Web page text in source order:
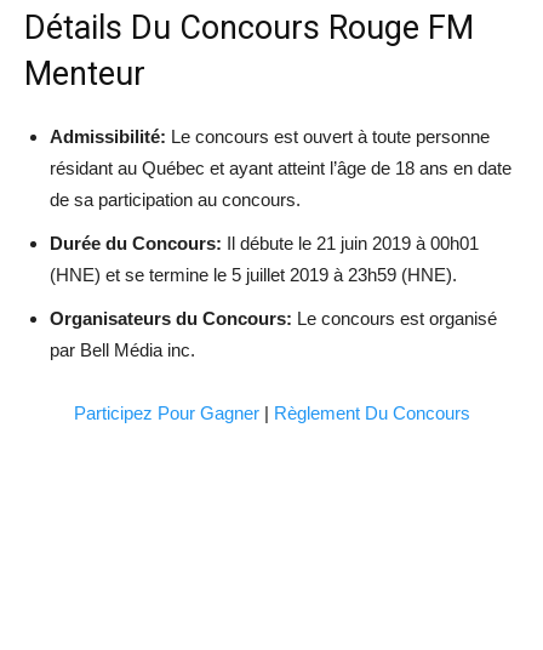
Détails Du Concours Rouge FM
Menteur
Admissibilité: Le concours est ouvert à toute personne
résidant au Québec et ayant atteint l’âge de 18 ans en date
de sa participation au concours.
Durée du Concours: Il débute le 21 juin 2019 à 00h01
(HNE) et se termine le 5 juillet 2019 à 23h59 (HNE).
Organisateurs du Concours: Le concours est organisé
par Bell Média inc.
Participez Pour Gagner| Règlement Du Concours